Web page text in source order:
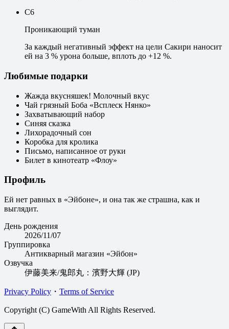
C6
Проникающий туман
За каждый негативный эффект на цели Сакири наносит
ей на 3 % урона больше, вплоть до +12 %.
Любимые подарки
Жажда вкусняшек! Молочный вкус
Чай грязный Боба «Всплеск Нянко»
Захватывающий набор
Синяя сказка
Лихорадочный сон
Коробка для кролика
Письмо, написанное от руки
Билет в кинотеатр «Флоу»
Профиль
Ей нет равных в «Эйбоне», и она так же страшна, как и
выглядит.
День рождения
2026/11/07
Группировка
Антикварный магазин «Эйбон»
Озвучка
伊藤美来/鬼郎丸：濱野大輝 (JP)
Privacy Policy ・ Terms of Service
Copyright (C) GameWith All Rights Reserved.